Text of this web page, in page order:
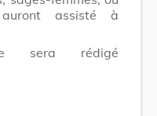
assisté à
sera rédigé